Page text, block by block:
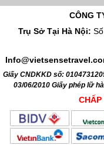
CÔNG
Trụ Sở Tại Hà Nội:
Giấy CNDKKD số:
03/06/2010 Giấy phép lữ
CHẤP